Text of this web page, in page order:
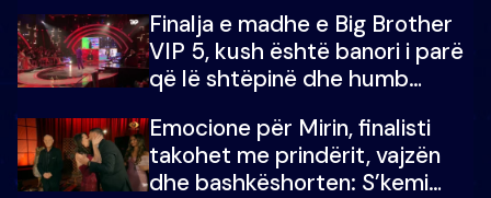
Finalja e madhe e Big Brother
VIP 5, kush është banori i parë
që lë shtëpinë dhe humb
çmimin e madh
Emocione për Mirin, finalisti
takohet me prindërit, vajzën
dhe bashkëshorten: S’kemi